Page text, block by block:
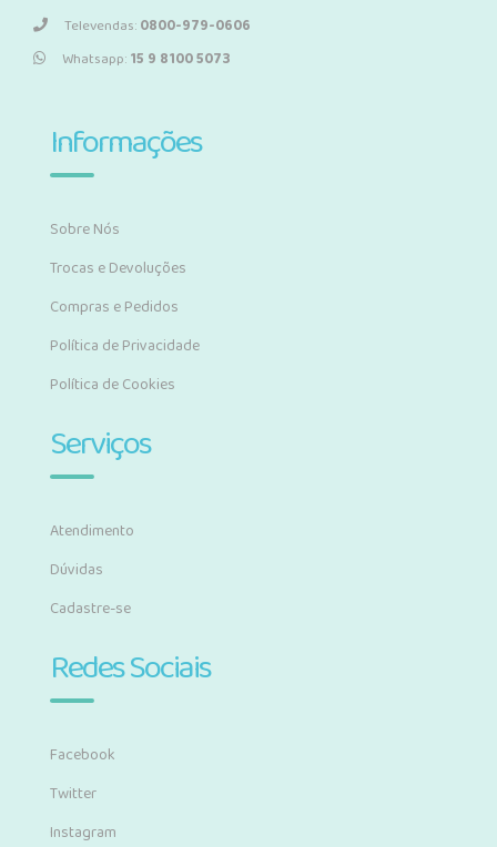
Televendas:0800-979-0606
Whatsapp:15 9 8100 5073
Informações
Sobre Nós
Trocas e Devoluções
Compras e Pedidos
Política de Privacidade
Política de Cookies
Serviços
Atendimento
Dúvidas
Cadastre-se
Redes Sociais
Facebook
Twitter
Instagram